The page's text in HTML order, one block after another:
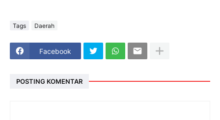
Tags Daerah
Facebook
POSTING KOMENTAR